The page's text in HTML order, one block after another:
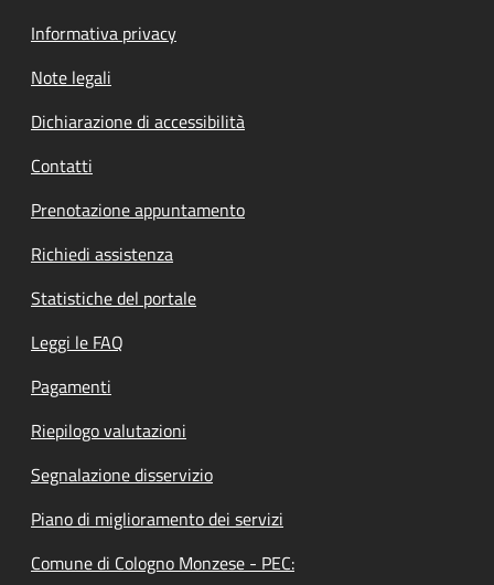
Informativa privacy
Note legali
Dichiarazione di accessibilità
Contatti
Prenotazione appuntamento
Richiedi assistenza
Statistiche del portale
Leggi le FAQ
Pagamenti
Riepilogo valutazioni
Segnalazione disservizio
Piano di miglioramento dei servizi
Comune di Cologno Monzese - PEC: